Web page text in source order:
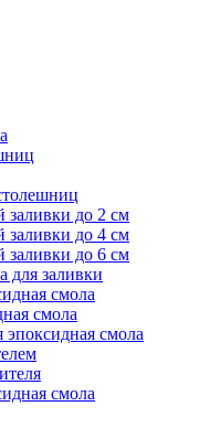
до 2 см
до 4 см
до 6 см
для заливки
смола
смола
смола
смола